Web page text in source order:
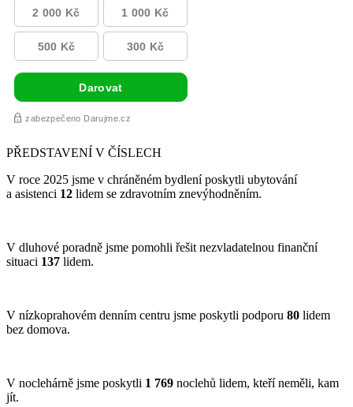
PŘEDSTAVENÍ V ČÍSLECH
V roce 2025 jsme v chráněném bydlení poskytli ubytování
a asistenci 12 lidem se zdravotním znevýhodněním.
V dluhové poradně jsme pomohli řešit nezvladatelnou finanční
situaci 137 lidem.
V nízkoprahovém denním centru jsme poskytli podporu 80 lidem
bez domova.
V noclehárně jsme poskytli 1 769 noclehů lidem, kteří neměli, kam
jít.